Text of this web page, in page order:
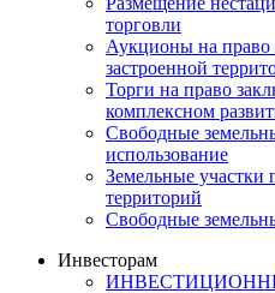
торговли
Аукционы на право
застроенной
Торги на право
комплексном
Свободные
использование
Земельные участки
территорий
Свободные
Инвесторам